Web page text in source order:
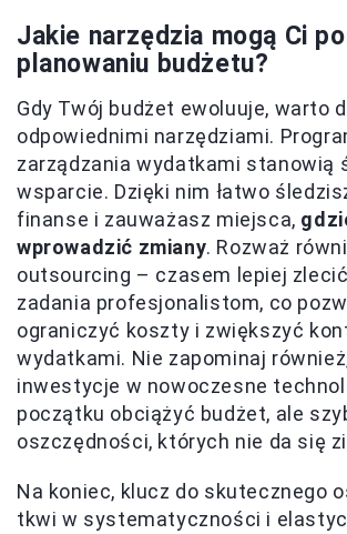
Jakie narzędzia mogą Ci
planowaniu budżetu?
Gdy Twój budżet ewoluuje, warto
odpowiednimi narzędziami.
zarządzania wydatkami stanowią
wsparcie. Dzięki nim łatwo
finanse i zauważasz miejsca,
wprowadzić zmiany. Rozważ
outsourcing – czasem lepiej
zadania profesjonalistom, co
ograniczyć koszty i zwiększyć
wydatkami. Nie zapominaj
inwestycje w nowoczesne
początku obciążyć budżet, ale
oszczędności, których nie da się
Na koniec, klucz do skutecznego
tkwi w systematyczności i